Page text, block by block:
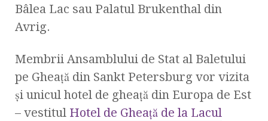
Bâlea Lac sau Palatul Brukenthal din
Avrig.
Membrii Ansamblului de Stat al Baletului
pe Gheaţă din Sankt Petersburg vor vizita
şi unicul hotel de gheaţă din Europa de Est
– vestitul Hotel de Gheaţă de la Lacul